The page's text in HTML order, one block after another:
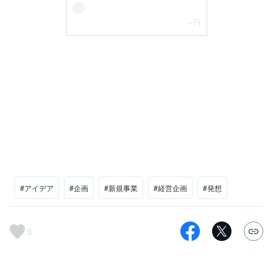
#アイデア #企画 #新規事業 #経営企画 #発想
3